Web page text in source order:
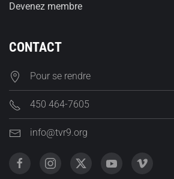
Devenez membre
CONTACT
Pour se rendre
450 464-7605
info@tvr9.org